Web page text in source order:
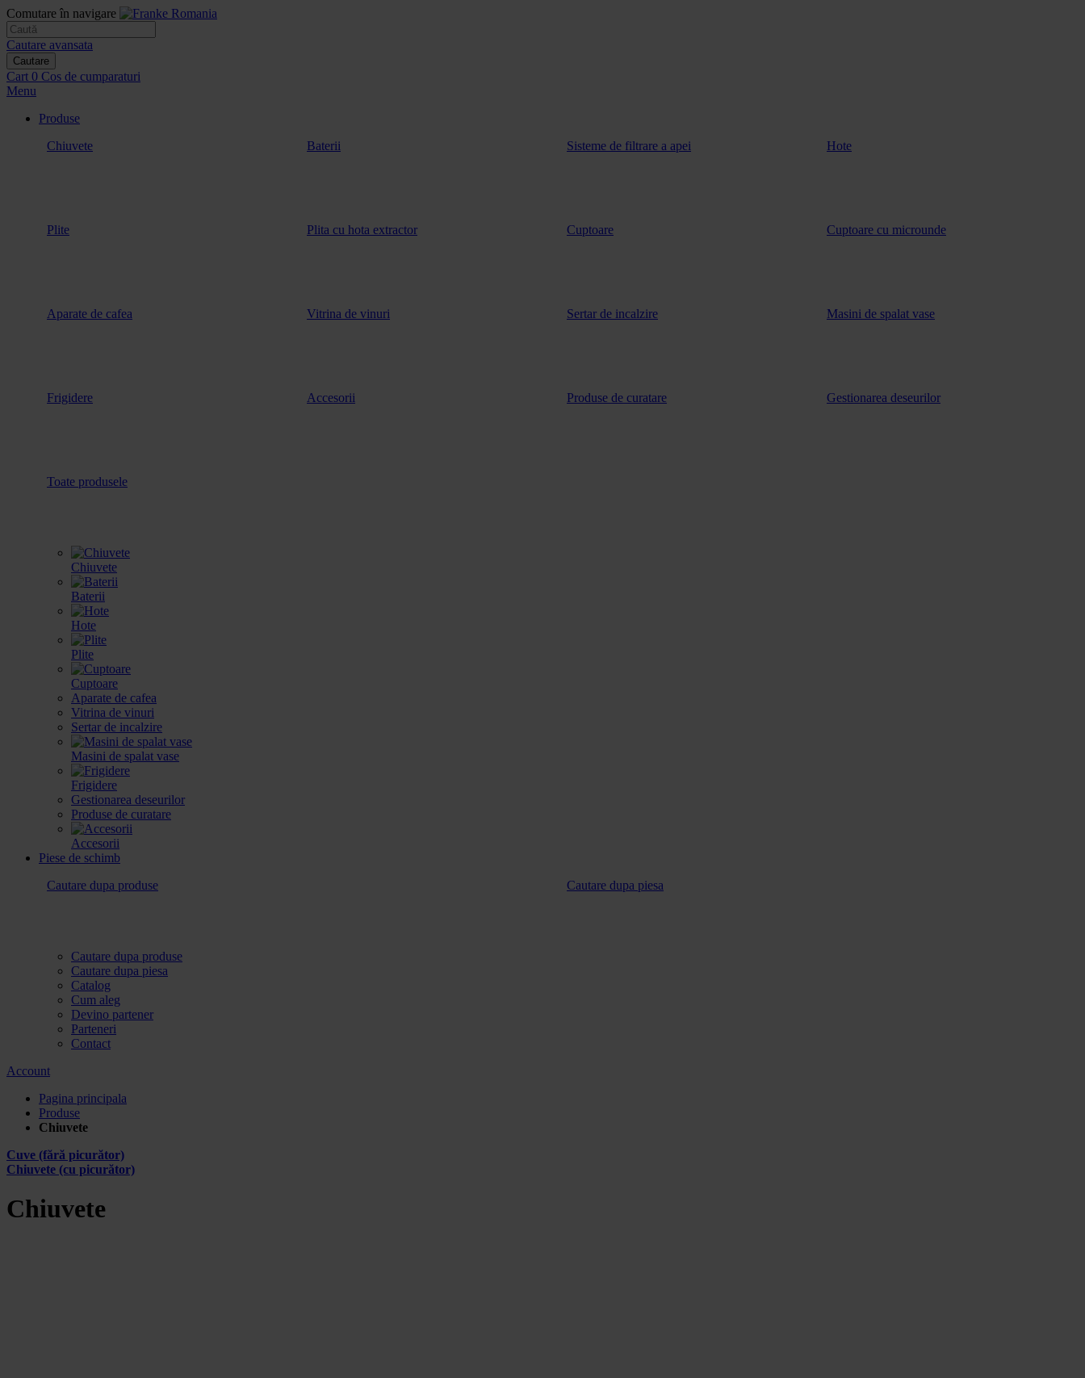
Comutare în navigare
Cautare avansata
Cautare
Cart 0 Cos de cumparaturi
Menu
Produse
Chiuvete
Baterii Sisteme de filtrare a apei Hote
Plite Plita cu hota extractor Cuptoare Cuptoare cu microunde
Aparate de cafea Vitrina de vinuri Sertar de incalzire Masini de spalat vase
Frigidere Accesorii Produse de curatare Gestionarea deseurilor
Toate produsele
Chiuvete
Baterii
Hote
Plite
Cuptoare
Aparate de cafea
Vitrina de vinuri
Sertar de incalzire
Masini de spalat vase
Frigidere
Gestionarea deseurilor
Produse de curatare
Accesorii
Piese de schimb
Cautare dupa produse
Cautare dupa piesa
Cautare dupa produse
Cautare dupa piesa
Catalog
Cum aleg
Devino partener
Parteneri
Contact
Account
Pagina principala
Produse
Chiuvete
Cuve (fără picurător)
Chiuvete (cu picurător)
Chiuvete